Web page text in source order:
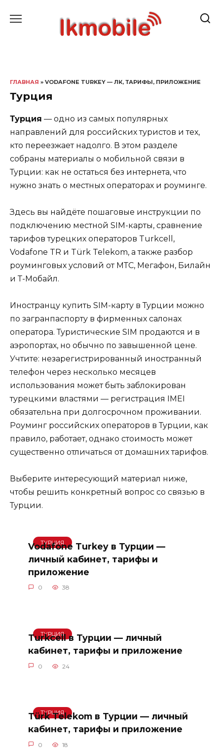
ГЛАВНАЯ » VODAFONE TURKEY — ЛК, ТАРИФЫ, ПРИЛОЖЕНИЕ
Турция
Турция — одно из самых популярных
направлений для российских туристов и тех,
кто переезжает надолго. В этом разделе
собраны материалы о мобильной связи в
Турции: как не остаться без интернета, что
нужно знать о местных операторах и роуминге.
Здесь вы найдёте пошаговые инструкции по
подключению местной SIM-карты, сравнение
тарифов турецких операторов Turkcell,
Vodafone TR и Türk Telekom, а также разбор
роуминговых условий от МТС, Мегафон, Билайн
и Т-Мобайл.
Иностранцу купить SIM-карту в Турции можно
по загранпаспорту в фирменных салонах
оператора. Туристические SIM продаются и в
аэропортах, но обычно по завышенной цене.
Учтите: незарегистрированный иностранный
телефон через несколько месяцев
использования может быть заблокирован
турецкими властями — регистрация IMEI
обязательна при долгосрочном проживании.
Роуминг российских операторов в Турции, как
правило, работает, однако стоимость может
существенно отличаться от домашних тарифов.
Выберите интересующий материал ниже,
чтобы решить конкретный вопрос со связью в
Турции.
ТУРЦИЯ
Vodafone Turkey в Турции —
личный кабинет, тарифы и
приложение
0 38
ТУРЦИЯ
Turkcell в Турции — личный
кабинет, тарифы и приложение
0 24
ТУРЦИЯ
Türk Telekom в Турции — личный
кабинет, тарифы и приложение
0 18